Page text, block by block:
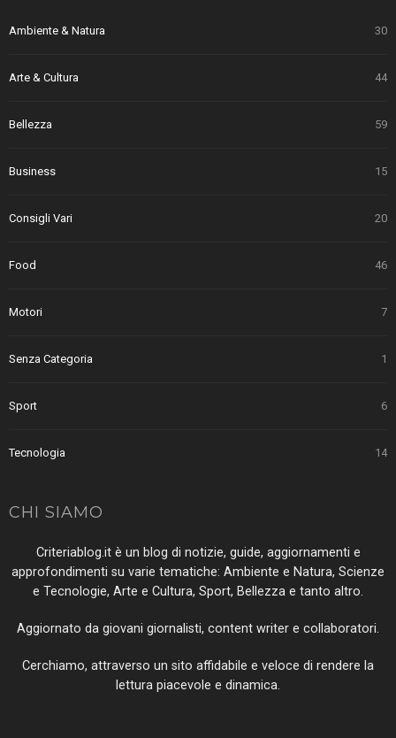
Ambiente & Natura 30
Arte & Cultura 44
Bellezza 59
Business 15
Consigli Vari 20
Food 46
Motori 7
Senza Categoria 1
Sport 6
Tecnologia 14
CHI SIAMO
Criteriablog.it è un blog di notizie, guide, aggiornamenti e
approfondimenti su varie tematiche: Ambiente e Natura, Scienze
e Tecnologie, Arte e Cultura, Sport, Bellezza e tanto altro.
Aggiornato da giovani giornalisti, content writer e collaboratori.
Cerchiamo, attraverso un sito affidabile e veloce di rendere la
lettura piacevole e dinamica.